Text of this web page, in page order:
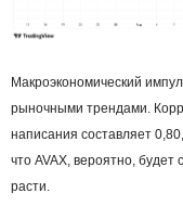
Макроэкономический
рыночными трендами.
написания составляет
что AVAX, вероятно,
расти.